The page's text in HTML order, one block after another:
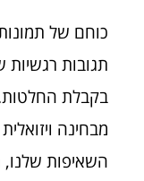
כוחם של
תגובות רגשיות
בקבלת
מבחינה
השאיפות שלנו,